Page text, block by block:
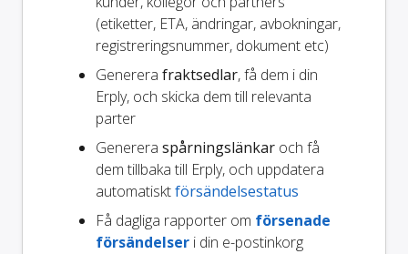
(etiketter, ETA, ändringar, avbokningar,
registreringsnummer, dokument etc)
Generera fraktsedlar, få dem i din
Erply, och skicka dem till relevanta
parter
Generera spårningslänkar och få
dem tillbaka till Erply, och uppdatera
automatisktförsändelsestatus
Få dagliga rapporter om försenade
försändelser i din e-postinkorg